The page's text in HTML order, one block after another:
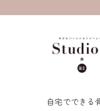
自宅でできる